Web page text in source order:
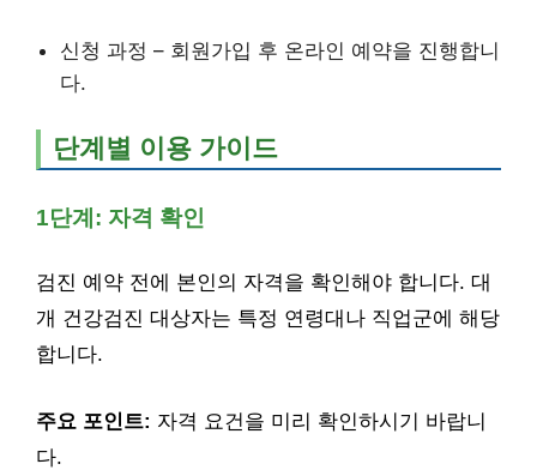
신청 과정 – 회원가입 후 온라인 예약을 진행합니
다.
단계별 이용 가이드
1단계: 자격 확인
검진 예약 전에 본인의 자격을 확인해야 합니다. 대
개 건강검진 대상자는 특정 연령대나 직업군에 해당
합니다.
주요 포인트: 자격 요건을 미리 확인하시기 바랍니
다.